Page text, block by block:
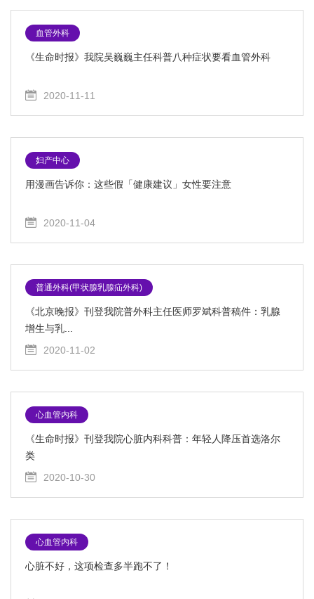
血管外科
《生命时报》我院吴巍巍主任科普八种症状要看血管外科
2020-11-11
妇产中心
用漫画告诉你：这些假「健康建议」女性要注意
2020-11-04
普通外科(甲状腺乳腺疝外科)
《北京晚报》刊登我院普外科主任医师罗斌科普稿件：乳腺
增生与乳...
2020-11-02
心血管内科
《生命时报》刊登我院心脏内科科普：年轻人降压首选洛尔
类
2020-10-30
心血管内科
心脏不好，这项检查多半跑不了！